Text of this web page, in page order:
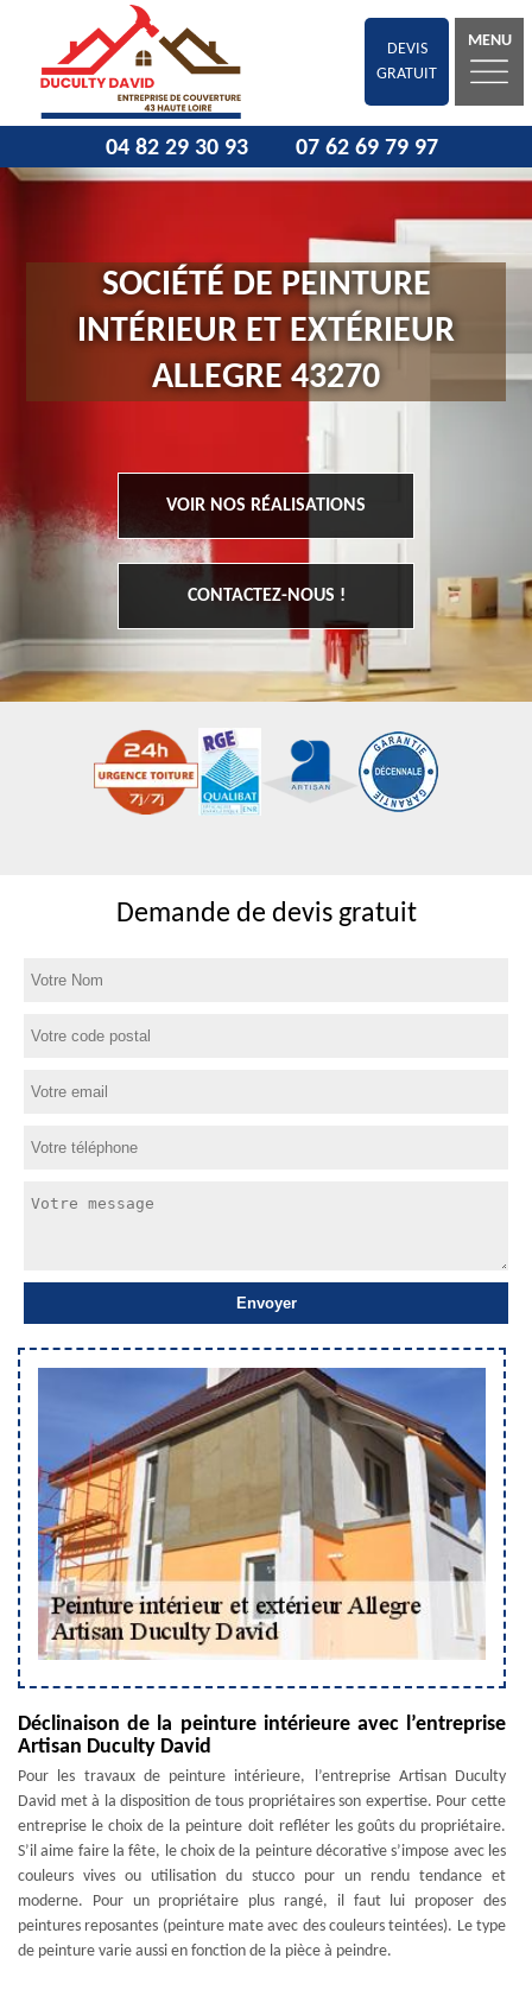
DEVIS
GRATUIT
MENU
04 82 29 30 93 07 62 69 79 97
SOCIÉTÉ DE PEINTURE
INTÉRIEUR ET EXTÉRIEUR
ALLEGRE 43270
VOIR NOS RÉALISATIONS
CONTACTEZ-NOUS !
Demande de devis gratuit
Déclinaison de la peinture intérieure avec l’entreprise
Artisan Duculty David
Pour les travaux de peinture intérieure, l’entreprise Artisan Duculty
David met à la disposition de tous propriétaires son expertise. Pour cette
entreprise le choix de la peinture doit refléter les goûts du propriétaire.
S’il aime faire la fête, le choix de la peinture décorative s’impose avec les
couleurs vives ou utilisation du stucco pour un rendu tendance et
moderne. Pour un propriétaire plus rangé, il faut lui proposer des
peintures reposantes (peinture mate avec des couleurs teintées). Le type
de peinture varie aussi en fonction de la pièce à peindre.